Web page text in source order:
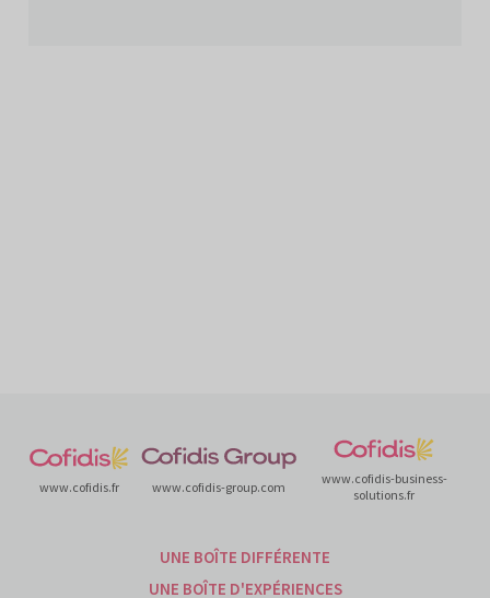
www.cofidis.fr www.cofidis-group.com
www.cofidis-business-
solutions.fr
UNE BOÎTE DIFFÉRENTE
UNE BOÎTE D'EXPÉRIENCES